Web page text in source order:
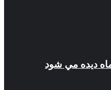
ديده مي شود